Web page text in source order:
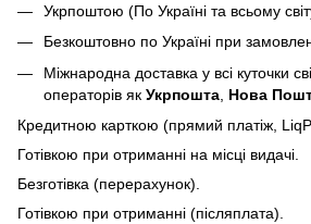
Укрпоштою (По Україні та всьому
Безкоштовно по Україні при
Міжнародна доставка у всі куточки
операторів як Укрпошта Нова
Кредитною карткою (прямий платіж,
Готівкою при отриманні на місці видачі.
Безготівка (перерахунок).
Готівкою при отриманні (післяплата).